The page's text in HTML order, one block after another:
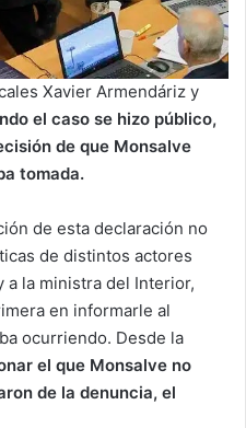
Xavier Armendáriz y
el caso se hizo público,
de que Monsalve
tomada.
de esta declaración no
de distintos actores
la ministra del Interior,
en informarle al
ocurriendo. Desde la
el que Monsalve no
de la denuncia, el